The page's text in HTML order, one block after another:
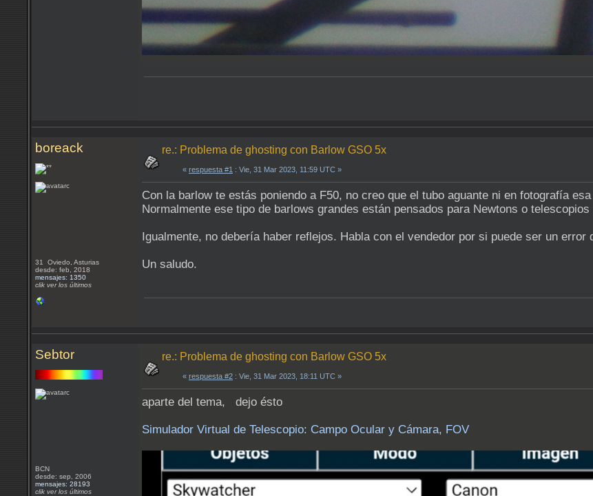
boreack
31 Oviedo, Asturias
desde: feb, 2018
mensajes: 1350
clik ver los últimos
re.: Problema de ghosting con Barlow GSO 5x
« respuesta #1 : Vie, 31 Mar 2023, 11:59 UTC »
Con la barlow te estás poniendo a F50, no creo que el tubo aguante ni en fotografía
Normalmente ese tipo de barlows grandes están pensados para Newtons o
Igualmente, no debería haber reflejos. Habla con el vendedor por si puede ser un error
Un saludo.
Sebtor
BCN
desde: sep, 2006
mensajes: 28193
clik ver los últimos
re.: Problema de ghosting con Barlow GSO 5x
« respuesta #2 : Vie, 31 Mar 2023, 18:11 UTC »
aparte del tema, dejo ésto
Simulador Virtual de Telescopio: Campo Ocular y Cámara, FOV